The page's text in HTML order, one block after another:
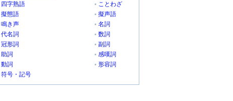
四字熟語
ことわざ
擬態語
擬声語
鳴き声
名詞
代名詞
数詞
冠形詞
副詞
助詞
感嘆詞
動詞
形容詞
符号・記号